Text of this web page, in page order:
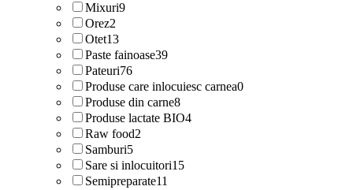
Mixuri9
Orez2
Otet13
Paste fainoase39
Pateuri76
Produse care inlocuiesc carnea0
Produse din carne8
Produse lactate BIO4
Raw food2
Samburi5
Sare si inlocuitori15
Semipreparate11